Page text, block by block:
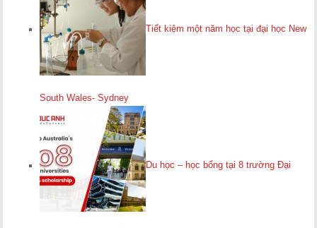
Tiết kiệm một năm học tại đại học New
South Wales- Sydney
Du học – học bổng tại 8 trường Đại